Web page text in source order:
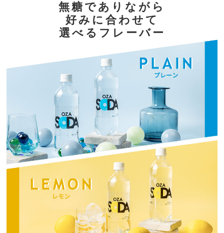
無糖でありながら
好みに合わせて
選べるフレーバー